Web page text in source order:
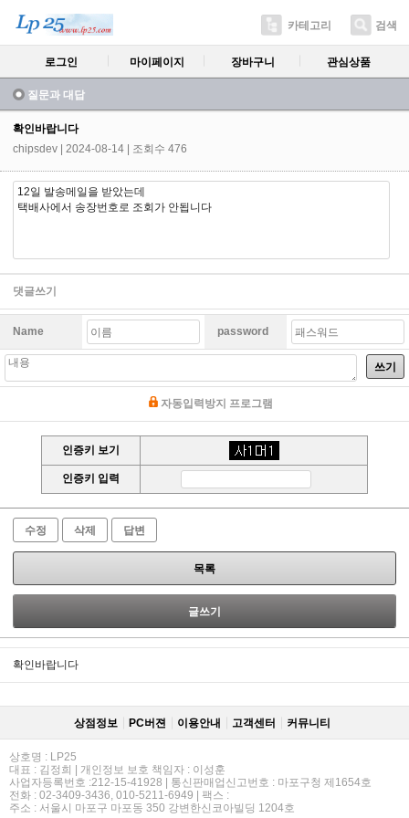
카테고리 검색
로그인 마이페이지 장바구니 관심상품
질문과 대답
확인바랍니다
chipsdev
| 2024-08-14 | 조회수 476
12일 발송메일을 받았는데
택배사에서 송장번호로 조회가 안됩니다
댓글쓰기
Name password
쓰기
자동입력방지 프로그램
인증키 보기
인증키 입력
수정 삭제 답변
목록
글쓰기
확인바랍니다
상점정보 PC버젼 이용안내 고객센터 커뮤니티
상호명 : LP25
대표 : 김정희 | 개인정보 보호 책임자 : 이성훈
사업자등록번호 :212-15-41928 | 통신판매업신고번호 : 마포구청 제1654호
전화 : 02-3409-3436, 010-5211-6949 | 팩스 :
주소 : 서울시 마포구 마포동 350 강변한신코아빌딩 1204호